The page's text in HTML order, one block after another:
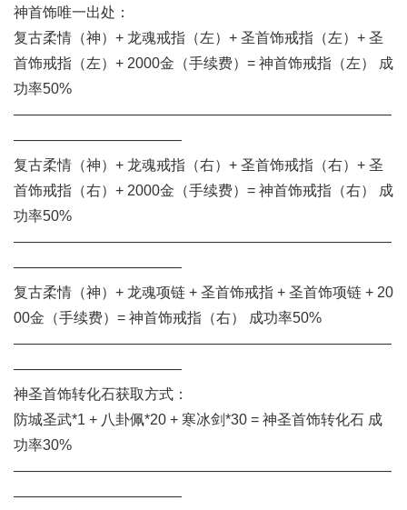
神首饰唯一出处：
复古柔情（神）+ 龙魂戒指（左）+ 圣首饰戒指（左）+ 圣
首饰戒指（左）+ 2000金（手续费）= 神首饰戒指（左） 成
功率50%
——————————————————————————
———————————–
复古柔情（神）+ 龙魂戒指（右）+ 圣首饰戒指（右）+ 圣
首饰戒指（右）+ 2000金（手续费）= 神首饰戒指（右） 成
功率50%
——————————————————————————
———————————–
复古柔情（神）+ 龙魂项链 + 圣首饰戒指 + 圣首饰项链 + 20
00金（手续费）= 神首饰戒指（右） 成功率50%
——————————————————————————
———————————–
神圣首饰转化石获取方式：
防城圣武*1 + 八卦佩*20 + 寒冰剑*30 = 神圣首饰转化石 成
功率30%
——————————————————————————
———————————–